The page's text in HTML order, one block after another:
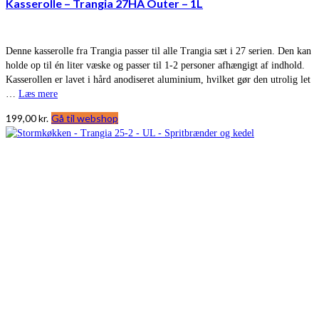
Kasserolle – Trangia 27HA Outer – 1L
Denne kasserolle fra Trangia passer til alle Trangia sæt i 27 serien. Den kan
holde op til én liter væske og passer til 1-2 personer afhængigt af indhold.
Kasserollen er lavet i hård anodiseret aluminium, hvilket gør den utrolig let
Læs mere
199,00kr. Gå til webshop